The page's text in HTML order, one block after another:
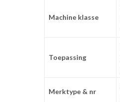
Machine klasse
Toepassing
Merktype & nr